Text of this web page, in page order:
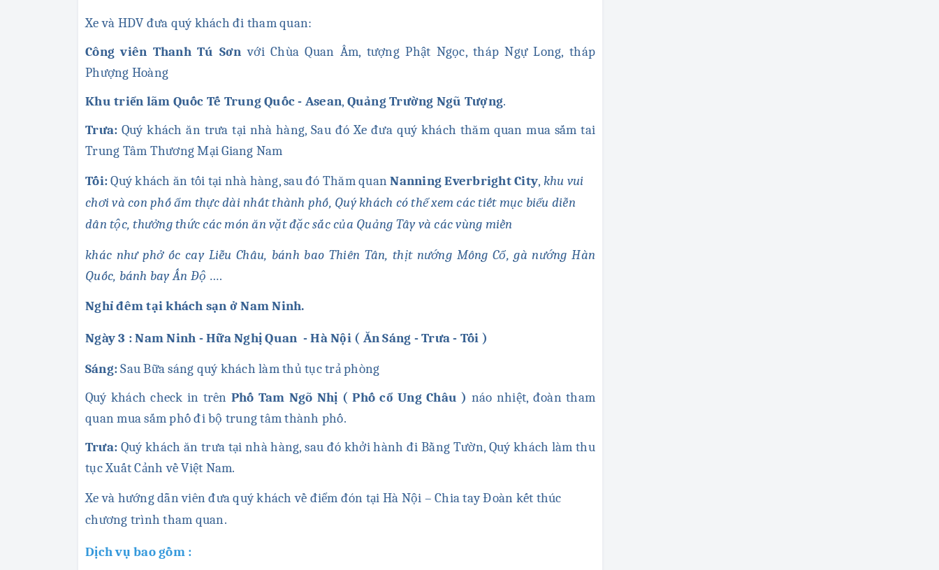
Xe và HDV đưa quý khách đi tham quan:
Công viên Thanh Tú Sơn với Chùa Quan Âm, tượng Phật Ngọc, tháp Ngự Long, tháp
Phượng Hoàng
Khu triển lãm Quốc Tế Trung Quốc - Asean, Quảng Trường Ngũ Tượng.
Trưa: Quý khách ăn trưa tại nhà hàng, Sau đó Xe đưa quý khách thăm quan mua sắm tai
Trung Tâm Thương Mại Giang Nam
Tối:Quý khách ăn tối tại nhà hàng, sau đó Thăm quanNanning Everbright City, khu vui
chơi và con phố ẩm thực dài nhất thành phố, Quý khách có thể xem các tiết mục biểu diễn
dân tộc, thưởng thức các món ăn vặt đặc sắc của Quảng Tây và các vùng miền
khác như phở ốc cay Liễu Châu, bánh bao Thiên Tân, thịt nướng Mông Cổ, gà nướng Hàn
Quốc, bánh bay Ấn Độ ….
Nghỉ đêm tại khách sạn ở Nam Ninh.
Ngày 3 : Nam Ninh - Hữa Nghị Quan - Hà Nội ( Ăn Sáng - Trưa - Tối )
Sáng:Sau Bữa sáng quý khách làm thủ tục trả phòng
Quý khách check in trên Phố Tam Ngõ Nhị ( Phố cổ Ung Châu ) náo nhiệt, đoàn tham
quan mua sắm phố đi bộ trung tâm thành phố.
Trưa: Quý khách ăn trưa tại nhà hàng, sau đó khởi hành đi Bằng Tườn, Quý khách làm thu
tục Xuất Cảnh về Việt Nam.
Xe và hướng dẫn viên đưa quý khách về điểm đón tại Hà Nội – Chia tay Đoàn kết thúc
chương trình tham quan.
Dịch vụ bao gồm :